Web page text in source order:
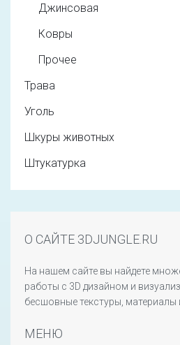
Джинсовая
Ковры
Прочее
Трава
Уголь
Шкуры животных
Штукатурка
О САЙТЕ 3DJUNGLE.RU
На нашем сайте вы найдете
работы с 3D дизайном и
бесшовные текстуры, материалы
МЕНЮ